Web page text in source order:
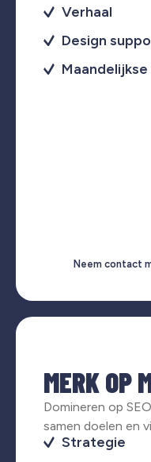
Verhaal
Design
Neem contact
MERK OP
Domineren op
samen doelen en
Strategie